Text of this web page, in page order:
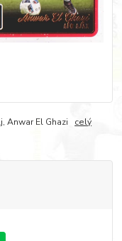
Anwar El Ghazi celý